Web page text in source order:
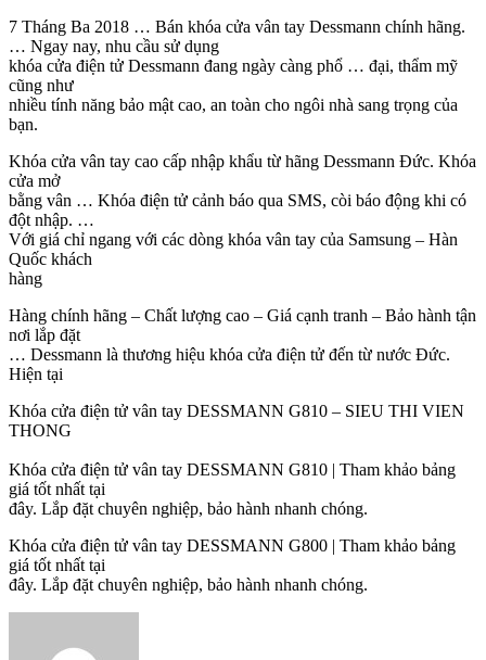
7 Tháng Ba 2018 … Bán khóa cửa vân tay Dessmann chính hãng.
… Ngay nay, nhu cầu sử dụng
khóa cửa điện tử Dessmann đang ngày càng phổ … đại, thẩm mỹ
cũng như
nhiều tính năng bảo mật cao, an toàn cho ngôi nhà sang trọng của
bạn.
Khóa cửa vân tay cao cấp nhập khẩu từ hãng Dessmann Đức. Khóa
cửa mở
bằng vân … Khóa điện tử cảnh báo qua SMS, còi báo động khi có
đột nhập. …
Với giá chỉ ngang với các dòng khóa vân tay của Samsung – Hàn
Quốc khách
hàng
Hàng chính hãng – Chất lượng cao – Giá cạnh tranh – Bảo hành tận
nơi lắp đặt
… Dessmann là thương hiệu khóa cửa điện tử đến từ nước Đức.
Hiện tại
Khóa cửa điện tử vân tay DESSMANN G810 – SIEU THI VIEN
THONG
Khóa cửa điện tử vân tay DESSMANN G810 | Tham khảo bảng
giá tốt nhất tại
đây. Lắp đặt chuyên nghiệp, bảo hành nhanh chóng.
Khóa cửa điện tử vân tay DESSMANN G800 | Tham khảo bảng
giá tốt nhất tại
đây. Lắp đặt chuyên nghiệp, bảo hành nhanh chóng.